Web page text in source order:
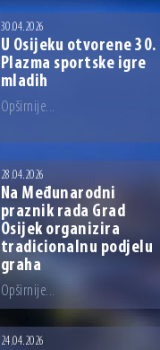
30.04.2026
U Osijeku otvorene 30.
Plazma sportske igre
mladih
Opširnije...
28.04.2026
Na Međunarodni
praznik rada Grad
Osijek organizira
tradicionalnu podjelu
graha
Opširnije...
24.04.2026